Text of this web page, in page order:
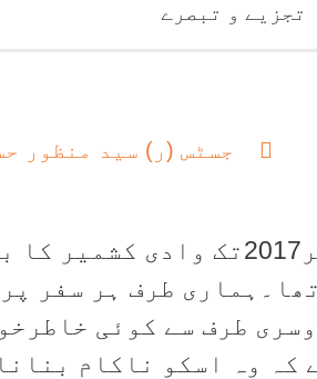
تجزیے و تبصرے
جسٹس (ر) سید منظور
21اگست سے 11ستمبر2017تک
طرف ہر سفر
بعد دوسری طرف سے کوئی
کہ وہ اسکو ناکام